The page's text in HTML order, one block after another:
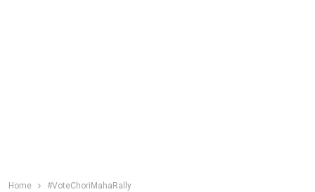
Home #VoteChoriMahaRally